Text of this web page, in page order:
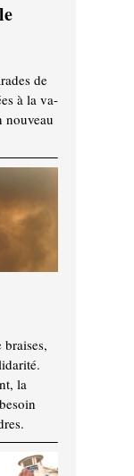
de
à la va-
la